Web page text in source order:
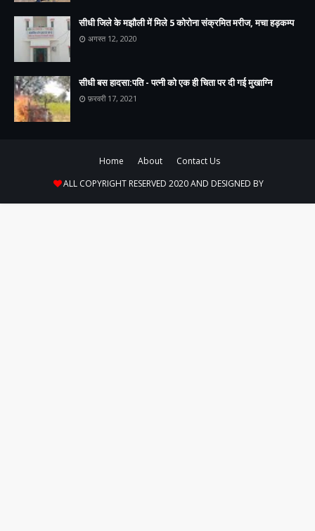
सीधी जिले के मझौली में मिले 5 कोरोना संक्रमित मरीज, मचा हड़कम्प
अगस्त 12, 2020
सीधी बस हादसा:पति - पत्नी को एक ही चिता पर दी गई मुखाग्नि
फ़रवरी 17, 2021
Home About
Contact Us
ALL COPYRIGHT RESERVED 2020 AND DESIGNED BY